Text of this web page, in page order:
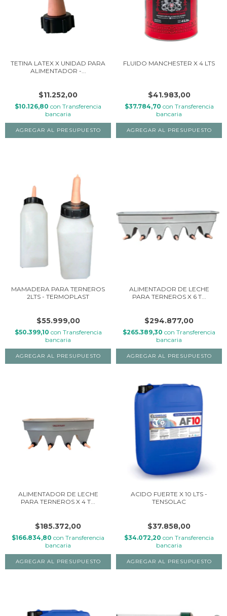
TETINA LATEX X UNIDAD PARA
ALIMENTADOR -...
$11.252,00
$10.126,80 con Transferencia
bancaria
FLUIDO MANCHESTER X 4 LTS
$41.983,00
$37.784,70 con Transferencia
bancaria
MAMADERA PARA TERNEROS
2LTS - TERMOPLAST
$55.999,00
$50.399,10 con Transferencia
bancaria
ALIMENTADOR DE LECHE
PARA TERNEROS X 6 T...
$294.877,00
$265.389,30 con Transferencia
bancaria
ALIMENTADOR DE LECHE
PARA TERNEROS X 4 T...
$185.372,00
$166.834,80 con Transferencia
bancaria
ACIDO FUERTE X 10 LTS -
TENSOLAC
$37.858,00
$34.072,20 con Transferencia
bancaria